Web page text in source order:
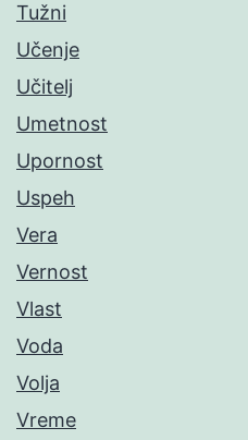
Tužni
Učenje
Učitelj
Umetnost
Upornost
Uspeh
Vera
Vernost
Vlast
Voda
Volja
Vreme